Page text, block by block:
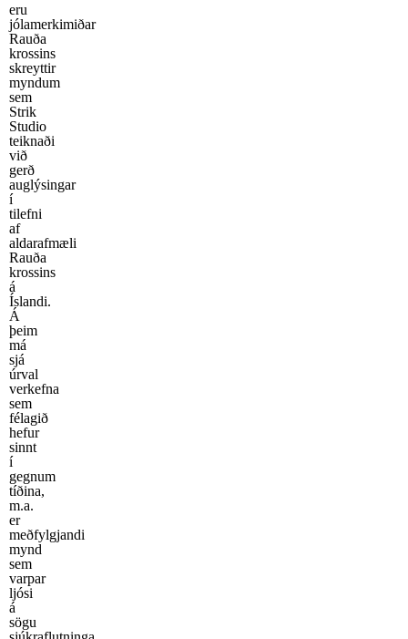
eru
jólamerkimiðar
Rauða
krossins
skreyttir
myndum
sem
Strik
Studio
teiknaði
við
gerð
auglýsingar
í
tilefni
af
aldarafmæli
Rauða
krossins
á
Íslandi.
Á
þeim
má
sjá
úrval
verkefna
sem
félagið
hefur
sinnt
í
gegnum
tíðina,
m.a.
er
meðfylgjandi
mynd
sem
varpar
ljósi
á
sögu